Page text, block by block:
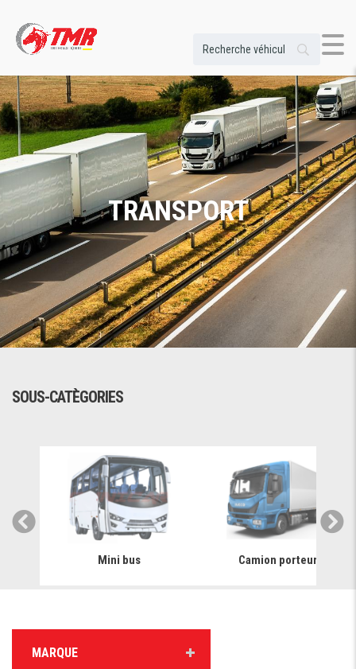
TRANSPORT
SOUS-CATÈGORIES
Mini bus Camion porteur
MARQUE